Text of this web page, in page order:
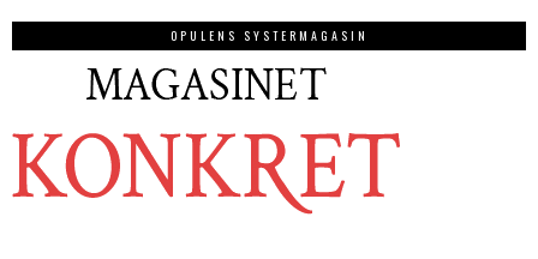
OPULENS SYSTERMAGASIN